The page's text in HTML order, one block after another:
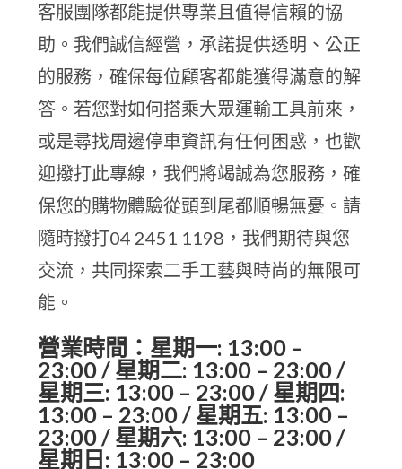
客服團隊都能提供專業且值得信賴的協
助。我們誠信經營，承諾提供透明、公正
的服務，確保每位顧客都能獲得滿意的解
答。若您對如何搭乘大眾運輸工具前來，
或是尋找周邊停車資訊有任何困惑，也歡
迎撥打此專線，我們將竭誠為您服務，確
保您的購物體驗從頭到尾都順暢無憂。請
隨時撥打04 2451 1198，我們期待與您
交流，共同探索二手工藝與時尚的無限可
能。
營業時間：星期一: 13:00 –
23:00 / 星期二: 13:00 – 23:00 /
星期三: 13:00 – 23:00 / 星期四:
13:00 – 23:00 / 星期五: 13:00 –
23:00 / 星期六: 13:00 – 23:00 /
星期日: 13:00 – 23:00